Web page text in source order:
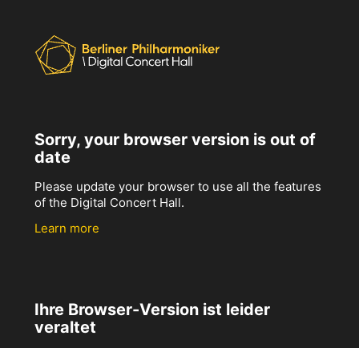
Sorry, your browser version is out of
date
Please update your browser to use all the features
of the Digital Concert Hall.
Learn more
Ihre Browser-Version ist leider
veraltet